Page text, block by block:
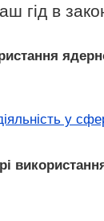
гід в
у